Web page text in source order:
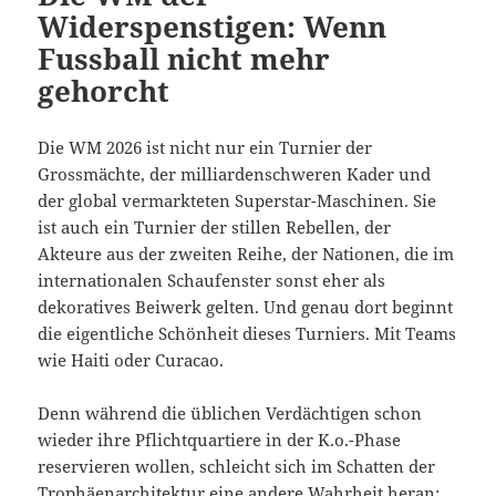
Widerspenstigen: Wenn
Fussball nicht mehr
gehorcht
Die WM 2026 ist nicht nur ein Turnier der
Grossmächte, der milliardenschweren Kader und
der global vermarkteten Superstar-Maschinen. Sie
ist auch ein Turnier der stillen Rebellen, der
Akteure aus der zweiten Reihe, der Nationen, die im
internationalen Schaufenster sonst eher als
dekoratives Beiwerk gelten. Und genau dort beginnt
die eigentliche Schönheit dieses Turniers. Mit Teams
wie Haiti oder Curacao.
Denn während die üblichen Verdächtigen schon
wieder ihre Pflichtquartiere in der K.o.-Phase
reservieren wollen, schleicht sich im Schatten der